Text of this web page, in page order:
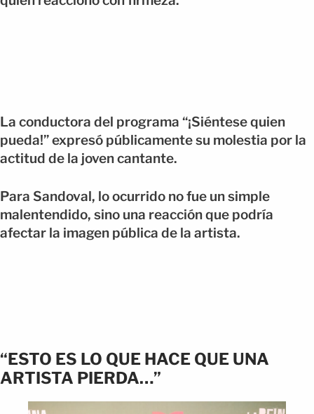
La conductora del programa “¡Siéntese quien
pueda!” expresó públicamente su molestia por la
actitud de la joven cantante.
Para Sandoval, lo ocurrido no fue un simple
malentendido, sino una reacción que podría
afectar la imagen pública de la artista.
“ESTO ES LO QUE HACE QUE UNA
ARTISTA PIERDA…”